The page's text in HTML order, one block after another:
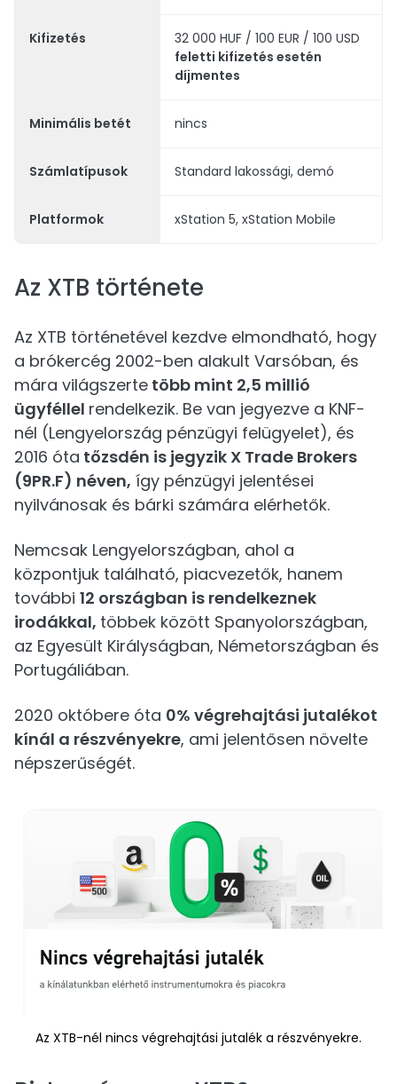
Kifizetés
32 000 HUF / 100 EUR / 100 USD
feletti kifizetés esetén
díjmentes
Minimális betét nincs
Számlatípusok Standard lakossági, demó
Platformok xStation 5, xStation Mobile
Az XTB története
Az XTB történetével kezdve elmondható, hogy
a brókercég 2002-ben alakult Varsóban, és
mára világszerte több mint 2,5 millió
ügyféllel rendelkezik. Be van jegyezve a KNF-
nél (Lengyelország pénzügyi felügyelet), és
2016 óta tőzsdén is jegyzik X Trade Brokers
(9PR.F) néven, így pénzügyi jelentései
nyilvánosak és bárki számára elérhetők.
Nemcsak Lengyelországban, ahol a
központjuk található, piacvezetők, hanem
további 12 országban is rendelkeznek
irodákkal, többek között Spanyolországban,
az Egyesült Királyságban, Németországban és
Portugáliában.
2020 októbere óta 0% végrehajtási jutalékot
kínál a részvényekre, ami jelentősen növelte
népszerűségét.
Az XTB-nél nincs végrehajtási jutalék a részvényekre.